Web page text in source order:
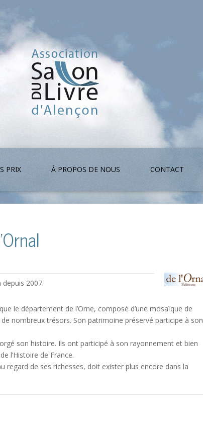
PRIX À PROPOS DE NOUS CONTACT
depuis 2007.
le département de l’Orne, composé d’une mosaïque de
nombreux trésors. Son patrimoine préservé participe à son
son histoire. Ils ont participé à son rayonnement et bien
l’Histoire de France.
regard de ses richesses, doit exister plus encore dans la